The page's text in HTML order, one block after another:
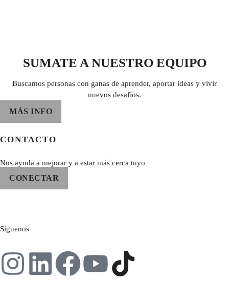
SUMATE A NUESTRO EQUIPO
Buscamos personas con ganas de aprender, aportar ideas y vivir
nuevos desafíos.
MÁS INFO
CONTACTO
Nos ayuda a mejorar y a estar más cerca tuyo
CONECTAR
Síguenos